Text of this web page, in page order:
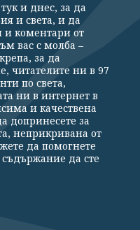
за поверителност
За Клуб Z
ни
ЕООД, София, ул. "Алеко
2026 „Клуб Зебра Медия“
и видео от www.clubz.bg без
съдебен път, съгласно
и днес, за да
и света, и да
и коментари от
вас с молба –
за да
читателите ни в 97
по света,
ни в интернет в
и качествена
допринесете за
неприкривана от
да помогнете
да сте